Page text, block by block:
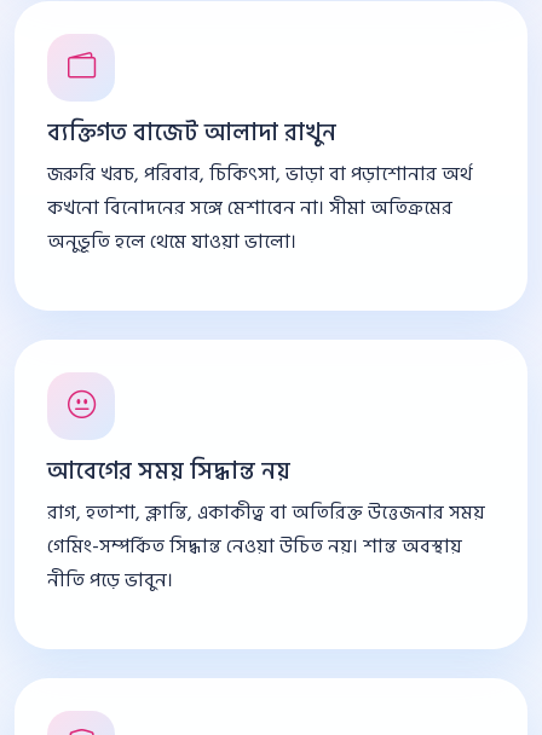
ব্যক্তিগত বাজেট আলাদা রাখুন
জরুরি খরচ, পরিবার, চিকিৎসা, ভাড়া বা পড়াশোনার অর্থ
কখনো বিনোদনের সঙ্গে মেশাবেন না। সীমা অতিক্রমের
অনুভূতি হলে থেমে যাওয়া ভালো।
আবেগের সময় সিদ্ধান্ত নয়
রাগ, হতাশা, ক্লান্তি, একাকীত্ব বা অতিরিক্ত উত্তেজনার সময়
গেমিং-সম্পর্কিত সিদ্ধান্ত নেওয়া উচিত নয়। শান্ত অবস্থায়
নীতি পড়ে ভাবুন।